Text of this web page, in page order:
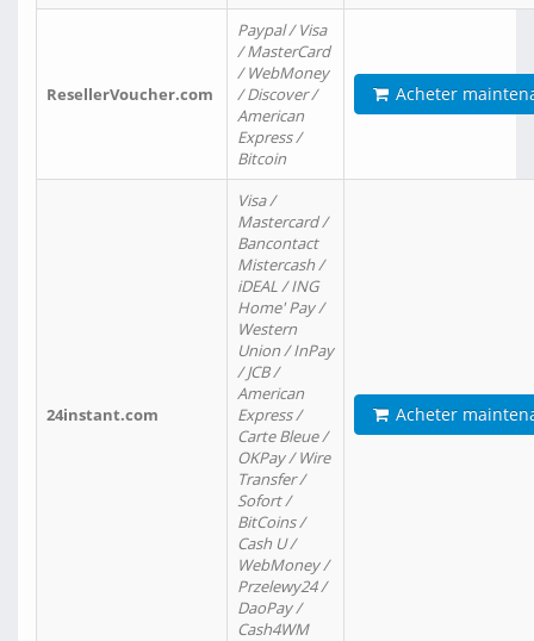
ResellerVoucher.com
Paypal / Visa
/ MasterCard
/ WebMoney
/ Discover /
American
Express /
Bitcoin
Acheter
24instant.com
Visa /
Mastercard /
Bancontact
Mistercash /
iDEAL / ING
Home' Pay /
Western
Union / InPay
/ JCB /
American
Express /
Carte Bleue /
OKPay / Wire
Transfer /
Sofort /
BitCoins /
Cash U /
WebMoney /
Przelewy24 /
DaoPay /
Cash4WM
Acheter